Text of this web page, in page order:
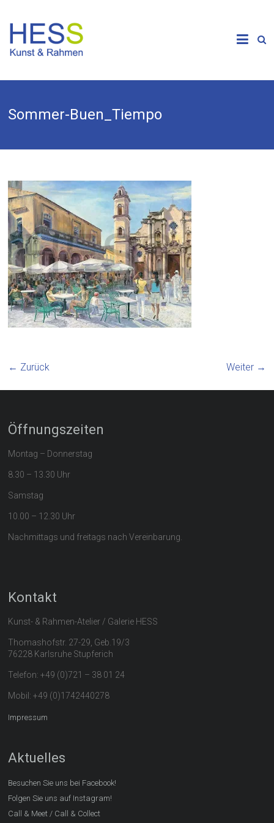
content
Sommer-Buen_Tiempo
← Zurück Weiter →
Öffnungszeiten
Montag – Donnerstag
8.30 – 13.30 Uhr
Samstag
10.00 – 12.30 Uhr
Nachmittags und freitags nach Vereinbarung.
Kontakt
Kunst- & Rahmen-Atelier / Galerie HESS
Thomashofstr. 27-29, Geb.19/3
76228 Karlsruhe Stupferich
Telefon: +49 (0)721 – 38 01 24
Mobil: +49 (0)1742440278
Impressum
Aktuelles
Besuchen Sie uns bei Facebook!
Folgen Sie uns auf Instagram!
Call & Meet / Call & Collect